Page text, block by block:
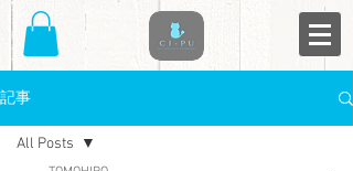
記事
All Posts